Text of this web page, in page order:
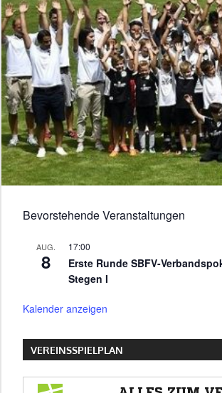
Bevorstehende Veranstaltungen
AUG.
8
17:00
Erste Runde SBFV-
Stegen I
Kalender anzeigen
VEREINSSPIELPLAN